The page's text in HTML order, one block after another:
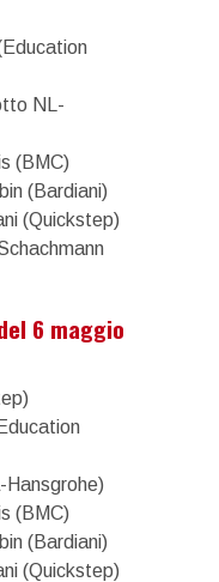
NL-
(BMC)
(Bardiani)
(Quickstep)
6 maggio
(BMC)
(Bardiani)
(Quickstep)